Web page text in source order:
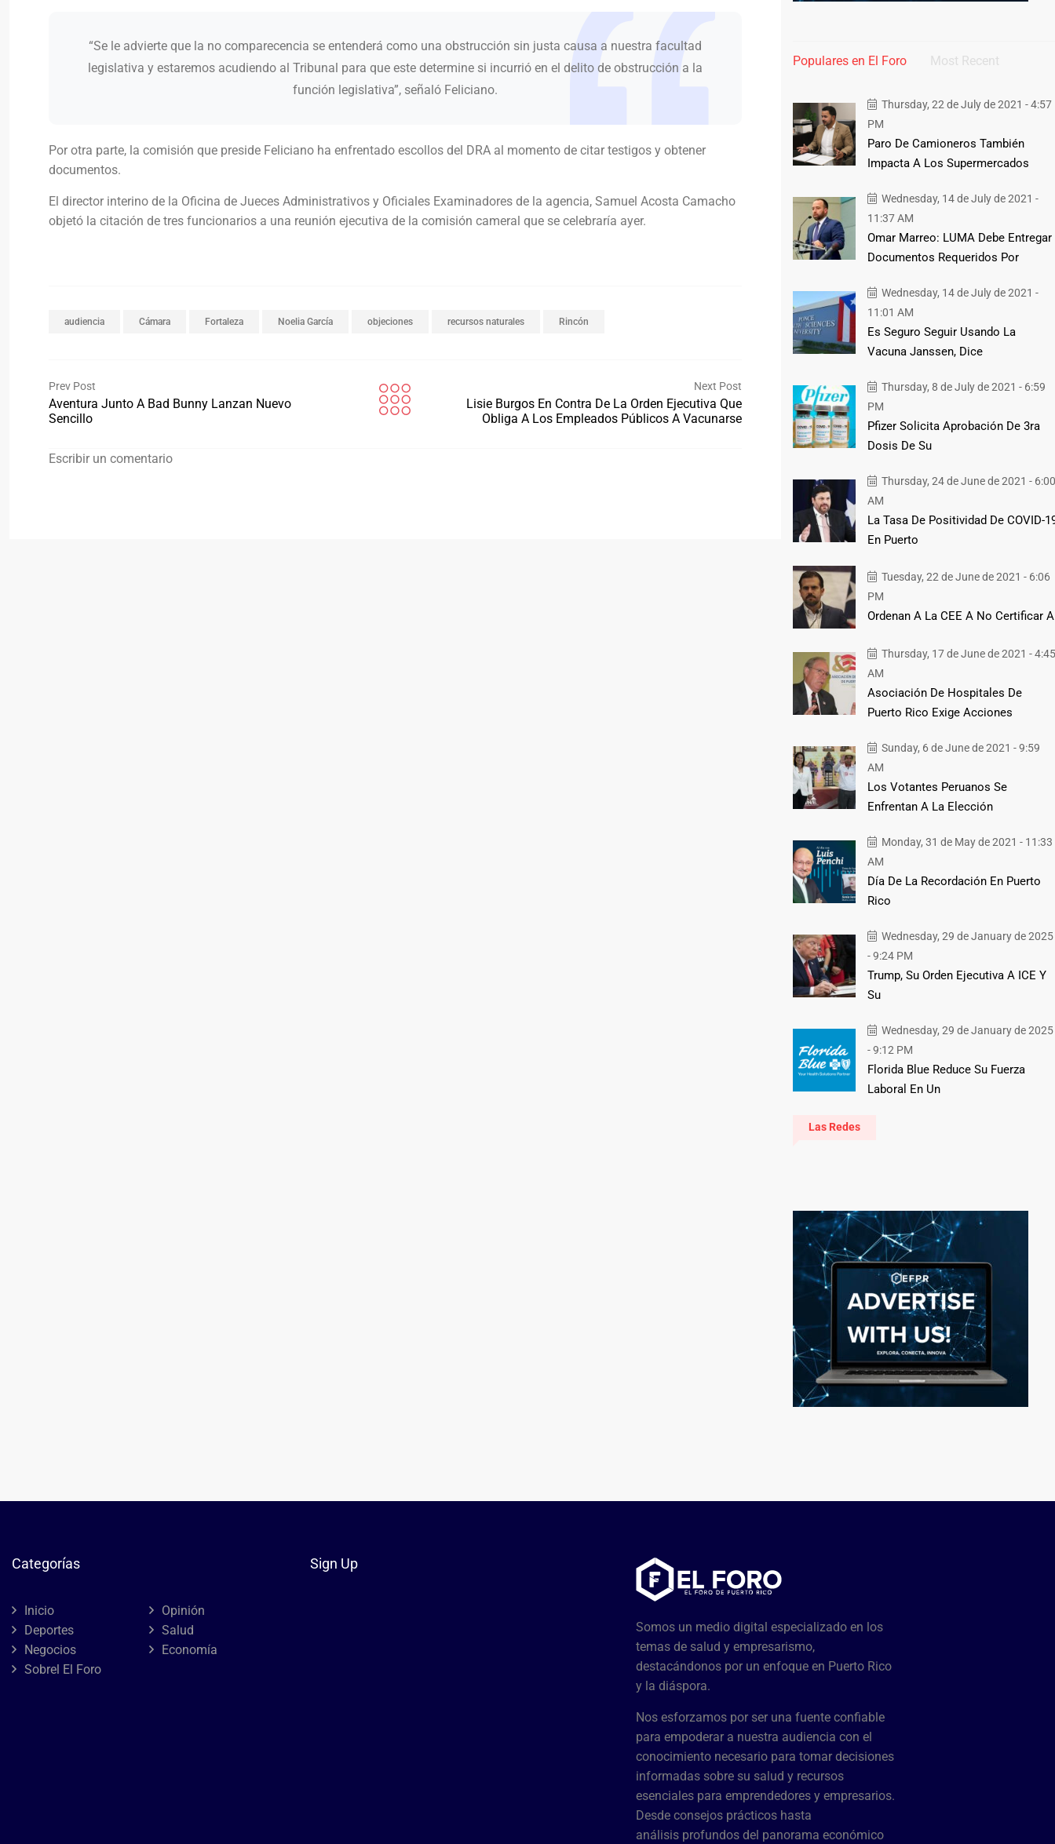
“Se le advierte que la no comparecencia se entenderá como una obstrucción sin justa causa a nuestra facultad
legislativa y estaremos acudiendo al Tribunal para que este determine si incurrió en el delito de obstrucción a la
función legislativa”, señaló Feliciano.
Por otra parte, la comisión que preside Feliciano ha enfrentado escollos del DRA al momento de citar testigos y obtener
documentos.
El director interino de la Oficina de Jueces Administrativos y Oficiales Examinadores de la agencia, Samuel Acosta Camacho
objetó la citación de tres funcionarios a una reunión ejecutiva de la comisión cameral que se celebraría ayer.
audiencia Cámara Fortaleza Noelia García objeciones recursos naturales Rincón
Prev Post
Aventura Junto A Bad Bunny Lanzan Nuevo
Sencillo
Next Post
Lisie Burgos En Contra De La Orden Ejecutiva Que
Obliga A Los Empleados Públicos A Vacunarse
Escribir un comentario
Populares en El Foro Most Recent
Thursday, 22 de July de 2021 - 4:57
PM
Paro De Camioneros También
Impacta A Los Supermercados
Wednesday, 14 de July de 2021 -
11:37 AM
Omar Marreo: LUMA Debe Entregar
Documentos Requeridos Por
Wednesday, 14 de July de 2021 -
11:01 AM
Es Seguro Seguir Usando La
Vacuna Janssen, Dice
Thursday, 8 de July de 2021 - 6:59
PM
Pfizer Solicita Aprobación De 3ra
Dosis De Su
Thursday, 24 de June de 2021 - 6:00
AM
La Tasa De Positividad De COVID-
En Puerto
Tuesday, 22 de June de 2021 - 6:06
PM
Ordenan A La CEE A No Certificar A
Thursday, 17 de June de 2021 - 4:45
AM
Asociación De Hospitales De
Puerto Rico Exige Acciones
Sunday, 6 de June de 2021 - 9:59
AM
Los Votantes Peruanos Se
Enfrentan A La Elección
Monday, 31 de May de 2021 - 11:33
AM
Día De La Recordación En Puerto
Rico
Wednesday, 29 de January de 2025
- 9:24 PM
Trump, Su Orden Ejecutiva A ICE Y
Su
Wednesday, 29 de January de 2025
- 9:12 PM
Florida Blue Reduce Su Fuerza
Laboral En Un
Las Redes
Categorías
Inicio
Opinión
Deportes
Salud
Negocios
Economía
Sobrel El Foro
Sign Up
Somos un medio digital especializado en los
temas de salud y empresarismo,
destacándonos por un enfoque en Puerto Rico
y la diáspora.
Nos esforzamos por ser una fuente confiable
para empoderar a nuestra audiencia con el
conocimiento necesario para tomar decisiones
informadas sobre su salud y recursos
esenciales para emprendedores y empresarios.
Desde consejos prácticos hasta
análisis profundos del panorama económico